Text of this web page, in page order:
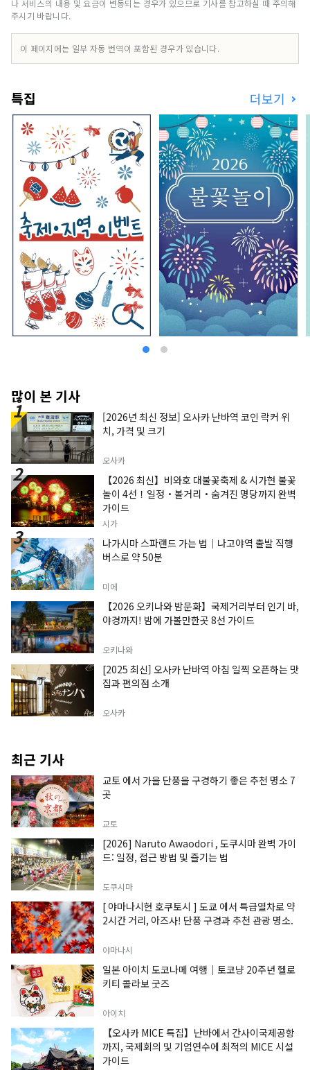
각 관광지에도 최대 1시간 반으로 접근도
당관을 꼭 이용해 주십시오.
에 대한 참고 사항] 표지 사진은 이즈시 색칠하는 사
진 콘테스트에서 수상한 작품입니다. 사진작가: 오
사용에 대한 자세한 내용은 이즈시 관광정보 웹사이
트를 확인하세요.
나 서비스의 내용 및 요금이 변동되는 경우가 있으므로 기사를 참고하실 때 주의해
주시기 바랍니다.
이 페이지에는 일부 자동 번역이 포함된 경우가 있습니다.
특집 더보기
많이 본 기사
[2026년 최신 정보] 오사카 난바역 코인 락커 위
치, 가격 및 크기
오사카
【2026 최신】비와호 대불꽃축제 & 시가현 불꽃
놀이 4선！일정・볼거리・숨겨진 명당까지 완벽
가이드
시가
나가시마 스파랜드 가는 법｜나고야역 출발 직행
버스로 약 50분
미에
【2026 오키나와 밤문화】국제거리부터 인기 바,
야경까지! 밤에 가볼만한곳 8선 가이드
오키나와
[2025 최신] 오사카 난바역 아침 일찍 오픈하는 맛
집과 편의점 소개
오사카
최근 기사
교토 에서 가을 단풍을 구경하기 좋은 추천 명소 7
곳
교토
[2026] Naruto Awaodori , 도쿠시마 완벽 가이
드: 일정, 접근 방법 및 즐기는 법
도쿠시마
[ 야마나시현 호쿠토시 ] 도쿄 에서 특급열차로 약
2시간 거리, 아즈사! 단풍 구경과 추천 관광 명소.
야마나시
일본 아이치 도코나메 여행｜토코냥 20주년 헬로
키티 콜라보 굿즈
아이치
【오사카 MICE 특집】난바에서 간사이국제공항
까지, 국제회의 및 기업연수에 최적의 MICE 시설
가이드